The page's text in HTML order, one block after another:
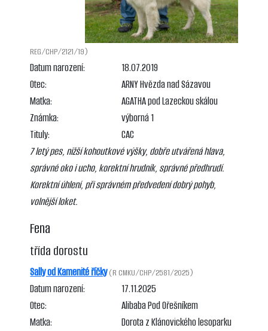
REG/CHP/2121/19)
Datum narození:
18.07.2019
Otec:
ARNY Hvězda nad Sázavou
Matka:
AGATHA pod Lazeckou skálou
Známka:
výborná 1
Tituly:
CAC
7 letý pes, nižší kohoutkové výšky, dobře utvářená hlava,
správné oko i ucho, korektní hrudník, správné předhrudí.
Korektní úhlení, při správném předvedení dobrý pohyb,
volnější loket.
Fena
třída dorostu
Sally od Kamenité říčky(R CMKU/CHP/2581/2025)
Datum narození:
17.11.2025
Otec:
Alibaba Pod Ořešníkem
Matka:
Dorota z Klánovického lesoparku